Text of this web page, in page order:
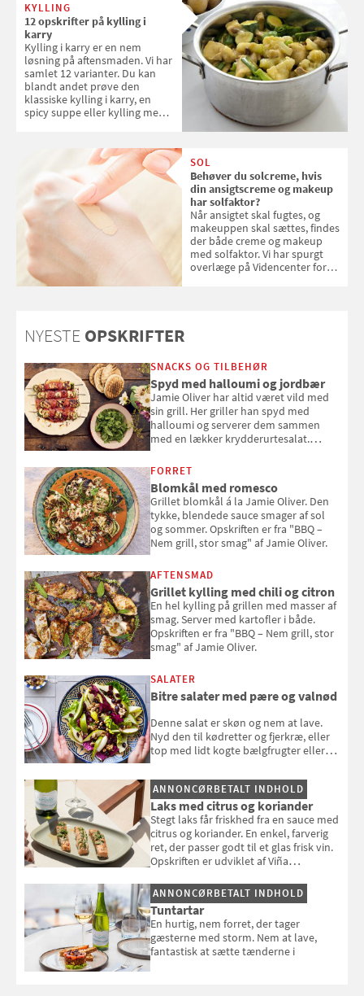
KYLLING
12 opskrifter på kylling i
karry
Kylling i karry er en nem
løsning på aftensmaden. Vi har
samlet 12 varianter. Du kan
blandt andet prøve den
klassiske kylling i karry, en
spicy suppe eller kylling med
SOL
Behøver du solcreme, hvis
din ansigtscreme og makeup
har solfaktor?
Når ansigtet skal fugtes, og
makeuppen skal sættes, findes
der både creme og makeup
med solfaktor. Vi har spurgt
overlæge på Videncenter for
NYESTE OPSKRIFTER
SNACKS OG TILBEHØR
Spyd med halloumi og jordbær
Jamie Oliver har altid været vild med
sin grill. Her griller han spyd med
halloumi og serverer dem sammen
med en lækker krydderurtesalat.
smag" af Jamie Oliver.
FORRET
Blomkål med romesco
Grillet blomkål á la Jamie Oliver. Den
tykke, blendede sauce smager af sol
og sommer. Opskriften er fra "BBQ –
Nem grill, stor smag" af Jamie Oliver.
AFTENSMAD
Grillet kylling med chili og citron
En hel kylling på grillen med masser af
smag. Server med kartofler i både.
Opskriften er fra "BBQ – Nem grill, stor
smag" af Jamie Oliver.
SALATER
Bitre salater med pære og valnød
Denne salat er skøn og nem at lave.
Nyd den til kødretter og fjerkræ, eller
top med lidt kogte bælgfrugter eller
selvstændigt måltid. Opskriften er fra
Louisa Lorangs kogebog "Salat".
ANNONCØRBETALT INDHOLD
Laks med citrus og koriander
Stegt laks får friskhed fra en sauce med
citrus og koriander. En enkel, farverig
ret, der passer godt til et glas frisk vin.
Opskriften er udviklet af Viña
ANNONCØRBETALT INDHOLD
Tuntartar
En hurtig, nem forret, der tager
gæsterne med storm. Nem at lave,
fantastisk at sætte tænderne i